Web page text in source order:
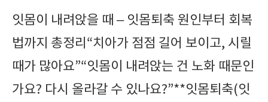
잇몸이 내려앉을 때 – 잇몸퇴축 원인부터 회복
법까지 총정리“치아가 점점 길어 보이고, 시릴
때가 많아요”“잇몸이 내려앉는 건 노화 때문인
가요? 다시 올라갈 수 있나요?”**잇몸퇴축(잇